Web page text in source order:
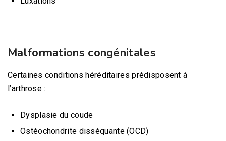
Malformations congénitales
Certaines conditions héréditaires prédisposent à
l’arthrose :
Dysplasie du coude
Ostéochondrite disséquante (OCD)